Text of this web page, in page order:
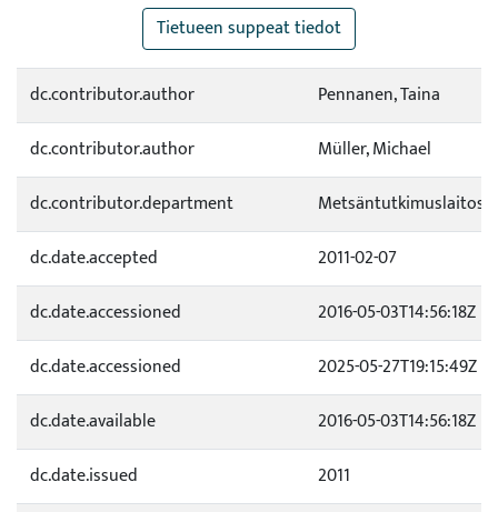
Tietueen suppeat tiedot
dc.contributor.author
Pennanen, Taina
dc.contributor.author
Müller, Michael
dc.contributor.department
Metsäntutkimuslaitos
dc.date.accepted
2011-02-07
dc.date.accessioned
2016-05-03T14:56:18Z
dc.date.accessioned
2025-05-27T19:15:49Z
dc.date.available
2016-05-03T14:56:18Z
dc.date.issued
2011